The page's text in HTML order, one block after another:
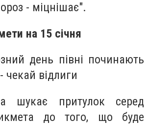
- міцнішає".
на 15 січня
день півні починають
чекай відлиги
шукає притулок серед
до того, що буде